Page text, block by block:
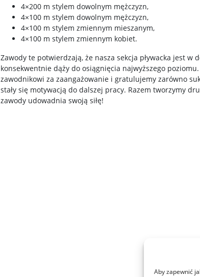
Aby zapewnić
4×200 m stylem dowolnym mężczyzn,
4×100 m stylem dowolnym mężczyzn,
4×100 m stylem zmiennym mieszanym,
4×100 m stylem zmiennym kobiet.
Zawody te potwierdzają, że nasza sekcja pływacka jest w
konsekwentnie dąży do osiągnięcia najwyższego
zawodnikowi za zaangażowanie i gratulujemy zarówno
stały się motywacją do dalszej pracy. Razem tworzymy
zawody udowadnia swoją siłę!